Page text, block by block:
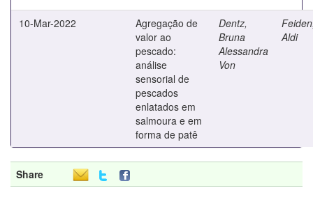
10-Mar-2022
Agregação de
valor ao
pescado:
análise
sensorial de
pescados
enlatados em
salmoura e em
forma de patê
Dentz,
Bruna
Alessandra
Von
Aldi
Share